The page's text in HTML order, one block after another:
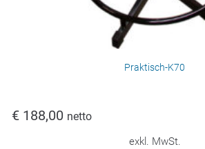
Praktisch-K70
€ 188,00 netto
exkl. MwSt.